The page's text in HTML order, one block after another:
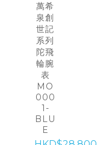
萬希
泉創
世記
系列
陀飛
輪腕
表
MO
000
1-
BLU
E